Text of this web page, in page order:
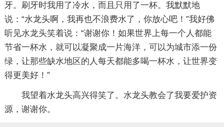
牙。刷牙时我用了冷水，而且只用了一杯。我默默地
说：“水龙头啊，我再也不浪费水了，你放心吧！”我好佛
听见水龙头笑着说：“谢谢你！如果世界上每一个人都能
节省一杯水，就可以凝聚成一片海洋，可以为城市添一份
绿，让那些缺水地区的人每天都能多喝一杯水，让世界变
得更美好！”
我望着水龙头高兴得笑了。水龙头教会了我要爱护资
源，谢谢你。